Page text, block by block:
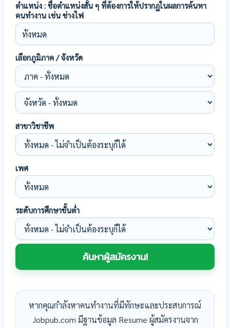
ตำแหน่ง : ชื่อตำแหน่งสั้น ๆ ที่ต้องการให้ปรากฏในผลการค้นหา
คนทำงาน เช่น ช่างไฟ
เลือกภูมิภาค / จังหวัด
สาขาวิชาชีพ
เพศ
ระดับการศึกษาขั้นต่ำ
หากคุณกำลังหาคนทำงานที่มีทักษะและประสบการณ์
Jobpub.com มีฐานข้อมูล Resume ผู้สมัครงานจาก